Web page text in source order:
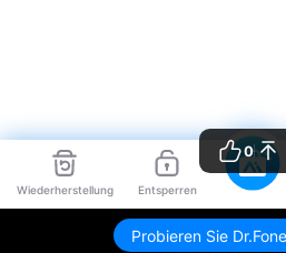
Wiederherstellung Entsperren
Probieren Sie
0